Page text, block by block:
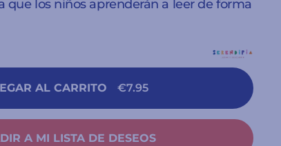
que los niños aprenderán a leer de forma
AL CARRITO €7.95
A MI LISTA DE DESEOS